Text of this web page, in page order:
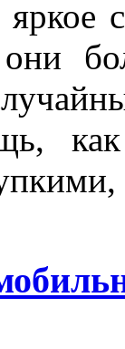
они